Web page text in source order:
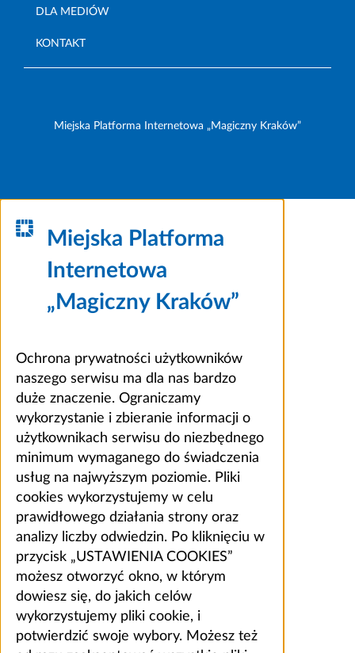
DLA MEDIÓW
KONTAKT
Miejska Platforma Internetowa „Magiczny Kraków”
Miejska Platforma
Internetowa
„Magiczny Kraków”
Ochrona prywatności użytkowników
naszego serwisu ma dla nas bardzo
duże znaczenie. Ograniczamy
wykorzystanie i zbieranie informacji o
użytkownikach serwisu do niezbędnego
minimum wymaganego do świadczenia
usług na najwyższym poziomie. Pliki
cookies wykorzystujemy w celu
prawidłowego działania strony oraz
analizy liczby odwiedzin. Po kliknięciu w
przycisk „USTAWIENIA COOKIES”
możesz otworzyć okno, w którym
dowiesz się, do jakich celów
wykorzystujemy pliki cookie, i
potwierdzić swoje wybory. Możesz też